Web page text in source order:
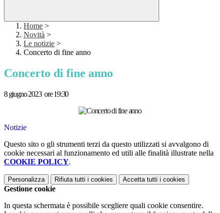
Home >
Novità >
Le notizie >
Concerto di fine anno
Concerto di fine anno
8 giugno 2023 ore 19:30
Notizie
Questo sito o gli strumenti terzi da questo utilizzati si avvalgono di
cookie necessari al funzionamento ed utili alle finalità illustrate nella
COOKIE POLICY.
Personalizza Rifiuta tutti i cookies Accetta tutti i cookies
Gestione cookie
In questa schermata è possibile scegliere quali cookie consentire.